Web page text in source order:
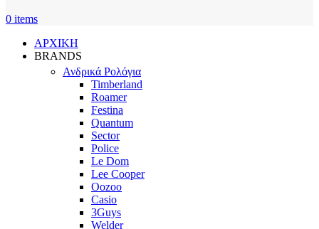
0 items
ΑΡΧΙΚΗ
BRANDS
Ανδρικά Ρολόγια
Timberland
Roamer
Festina
Quantum
Sector
Police
Le Dom
Lee Cooper
Oozoo
Casio
3Guys
Welder